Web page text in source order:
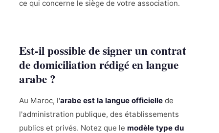
ce qui concerne le siège de votre association.
Est-il possible de signer un contrat
de domiciliation rédigé en langue
arabe ?
Au Maroc, l'arabe est la langue officielle de
l'administration publique, des établissements
publics et privés. Notez que le modèle type du